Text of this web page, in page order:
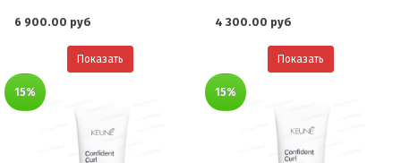
6 900.00 руб
Показать
4 300.00 руб
Показать
15% 15%